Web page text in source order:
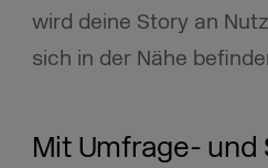
wird deine Story an
sich in der Nähe
Mit Umfrage-